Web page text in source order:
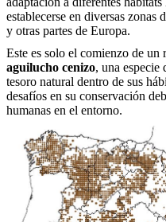
establecerse en diversas zonas
y otras partes de Europa.
Este es solo el comienzo de un
aguilucho cenizo, una especie
tesoro natural dentro de sus
desafíos en su conservación
humanas en el entorno.